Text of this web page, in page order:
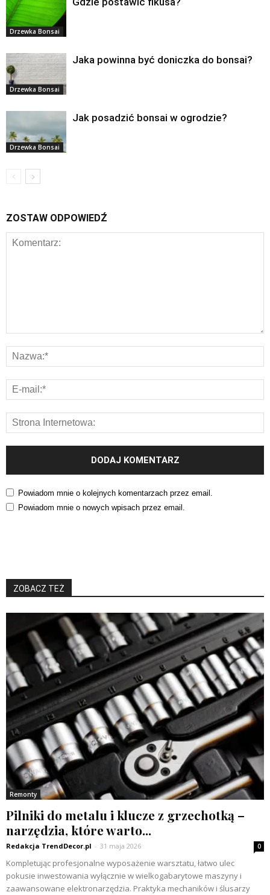
Drzewka Bonsai
Drzewka Bonsai
Jaka powinna być doniczka do bonsai?
Drzewka Bonsai
Jak posadzić bonsai w ogrodzie?
ZOSTAW ODPOWIEDŹ
Powiadom mnie o kolejnych komentarzach przez email.
Powiadom mnie o nowych wpisach przez email.
ZOBACZ TEŻ
Remonty
Pilniki do metalu i klucze z grzechotką –
narzędzia, które warto...
Redakcja TrendDecor.pl - 31 maja 2026 0
Kompletując profesjonalne wyposażenie warsztatu, łatwo ulec
pokusie inwestowania wyłącznie w wielkogabarytowe maszyny i
zaawansowane elektronarzędzia. Praktyka mechaników i ślusarzy